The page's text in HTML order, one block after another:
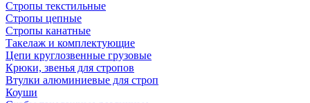
Стропы текстильные
Стропы цепные
Стропы канатные
Такелаж и комплектующие
Цепи круглозвенные грузовые
Крюки, звенья для стропов
Втулки алюминиевые для строп
Коуши